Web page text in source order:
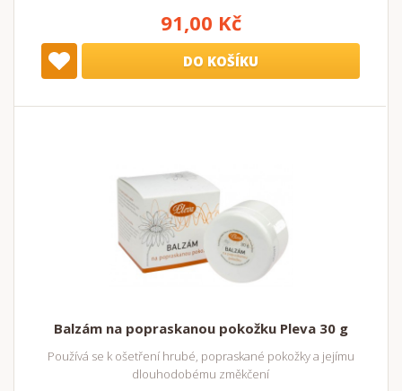
91,00 Kč
DO KOŠÍKU
Balzám na popraskanou pokožku Pleva 30 g
Používá se k ošetření hrubé, popraskané pokožky a jejímu
dlouhodobému změkčení